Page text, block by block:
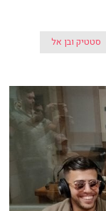
סטטיק ובן אל